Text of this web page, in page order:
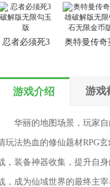
忍者必须死3
奥特曼传奇
游戏介绍 游戏
华丽的地图场景，玩家自
玩法热血的修仙题材RPG
，装备神器收集，提升自
，成为仙域世界的最终主宰